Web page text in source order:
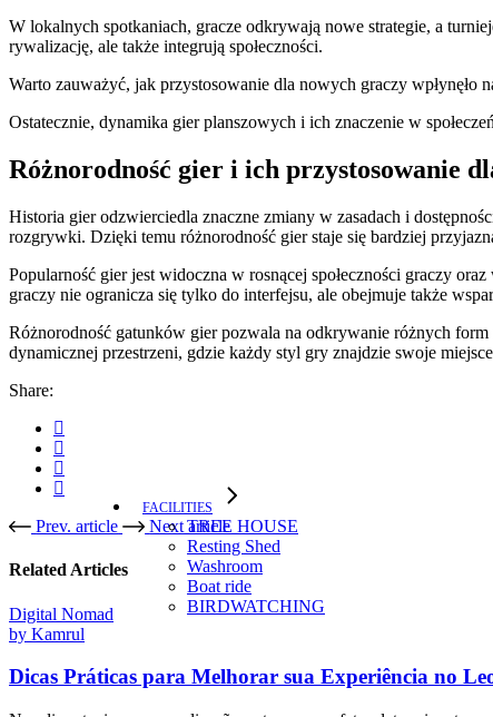
FACILITIES
TREE HOUSE​
Resting Shed
Washroom
Boat ride
BIRDWATCHING
W lokalnych spotkaniach, gracze odkrywają nowe strategie, a
rywalizację, ale także integrują społeczności.
Warto zauważyć, jak przystosowanie dla nowych graczy
Ostatecznie, dynamika gier planszowych i ich znaczenie w
Różnorodność gier i ich przystosowanie
Historia gier odzwierciedla znaczne zmiany w zasadach i
rozgrywki. Dzięki temu różnorodność gier staje się bardziej
Popularność gier jest widoczna w rosnącej społeczności graczy
graczy nie ogranicza się tylko do interfejsu, ale obejmuje także
Różnorodność gatunków gier pozwala na odkrywanie różnych
dynamicznej przestrzeni, gdzie każdy styl gry znajdzie swoje
Share:
Prev. article Next article
Related Articles
Digital Nomad
by Kamrul
Dicas Práticas para Melhorar sua Experiência no